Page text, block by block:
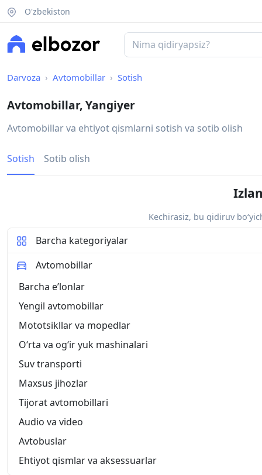
O'zbekiston
Darvoza Avtomobillar Sotish
Avtomobillar, Yangiyer
Avtomobillar va ehtiyot qismlarni sotish va sotib olish
Sotish Sotib olish
Kechirasiz, bu qidiruv
Barcha kategoriyalar
Avtomobillar
Barcha eʼlonlar
Yengil avtomobillar
Mototsikllar va mopedlar
O‘rta va og‘ir yuk mashinalari
Suv transporti
Maxsus jihozlar
Tijorat avtomobillari
Audio va video
Avtobuslar
Ehtiyot qismlar va aksessuarlar